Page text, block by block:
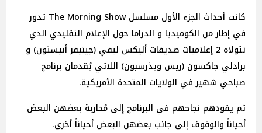
كانت أحداث الجزء الأول مسلسل The Morning Show تدور
في إطار من الكوميديا و الدراما حول الإعلام التقليدي الذي
تتولاه 2 إعلاميات صديقات أليكس ليفي (جينيفر أنيستون) و
برادلي جاكسون (ريس ويذرسبون) اللاتي يُقدمان برنامج
صباحي شهير في الولايات المتحدة الأمريكية.
ثم يقودهم نجاحهم في البرنامج إلى مُحاربة بعضهن البعض
أحياناً والوقوف إلى جانب بعضهن البعض أحياناً أخرى.